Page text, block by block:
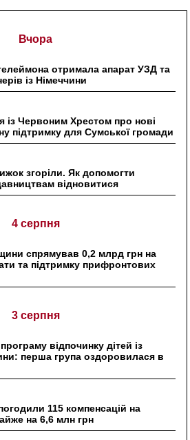
Вчора
отримала апарат УЗД та
із Німеччини
із Червоним Хрестом про нові
підтримку для Сумської громади
згоріли. Як допомогти
відновитися
4 серпня
спрямував 0,2 млрд грн на
та підтримку прифронтових
3 серпня
відпочинку дітей із
перша група оздоровилася в
115 компенсацій на
на 6,6 млн грн